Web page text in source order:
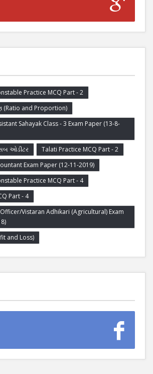
Practice MCQ Part - 2
(Ratio and Proportion)
Sahayak Class - 3 Exam Paper (13-8-
ઓડીટર
Talati Practice MCQ Part - 2
Exam Paper (12-11-2019)
Practice MCQ Part - 4
Part - 4
Officer/Vistaran Adhikari (Agricultural) Exam
and Loss)